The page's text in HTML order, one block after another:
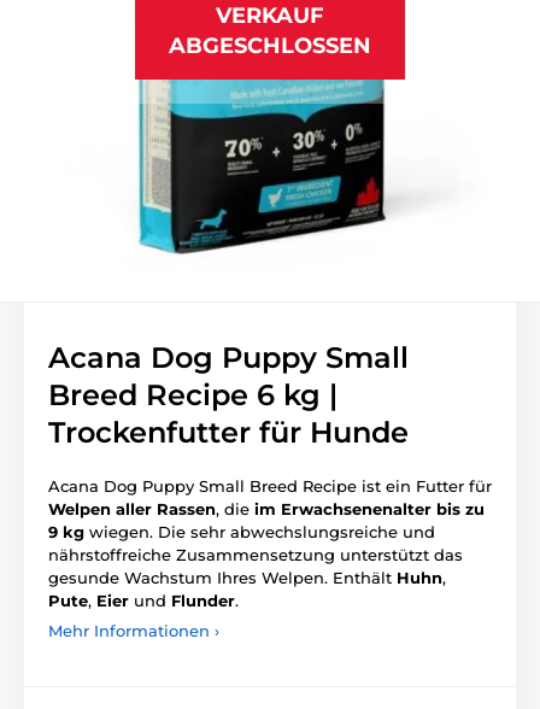
VERKAUF
ABGESCHLOSSEN
Acana Dog Puppy Small
Breed Recipe 6 kg |
Trockenfutter für Hunde
Acana Dog Puppy Small Breed Recipe ist ein Futter für
Welpen aller Rassen, die im Erwachsenenalter bis zu
9 kg wiegen. Die sehr abwechslungsreiche und
nährstoffreiche Zusammensetzung unterstützt das
gesunde Wachstum Ihres Welpen. Enthält Huhn,
Pute, Eier und Flunder.
Mehr Informationen ›